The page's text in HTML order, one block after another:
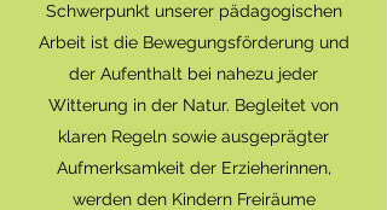
Schwerpunkt unserer pädagogischen
Arbeit ist die Bewegungsförderung und
der Aufenthalt bei nahezu jeder
Witterung in der Natur. Begleitet von
klaren Regeln sowie ausgeprägter
Aufmerksamkeit der Erzieherinnen,
werden den Kindern Freiräume